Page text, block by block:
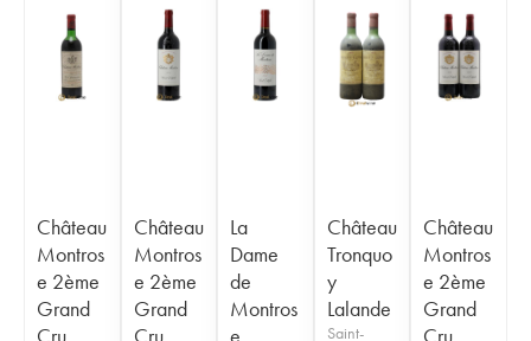
Château
Montros
e 2ème
Grand
Cru
Château
Montros
e 2ème
Grand
Cru
La
Dame
de
Montros
e
Château
Tronquo
y
Lalande
Saint-
Château
Montros
e 2ème
Grand
Cru